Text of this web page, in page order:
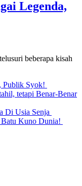
Legenda,
beberapa kisah
Publik Syok!
tetapi Benar-Benar
Di Usia Senja
Kuno Dunia!